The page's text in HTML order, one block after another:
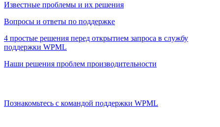
Известные проблемы и их решения
Вопросы и ответы по поддержке
4 простые решения перед открытием запроса в службу
поддержки WPML
Наши решения проблем производительности
Познакомьтесь с командой поддержки WPML